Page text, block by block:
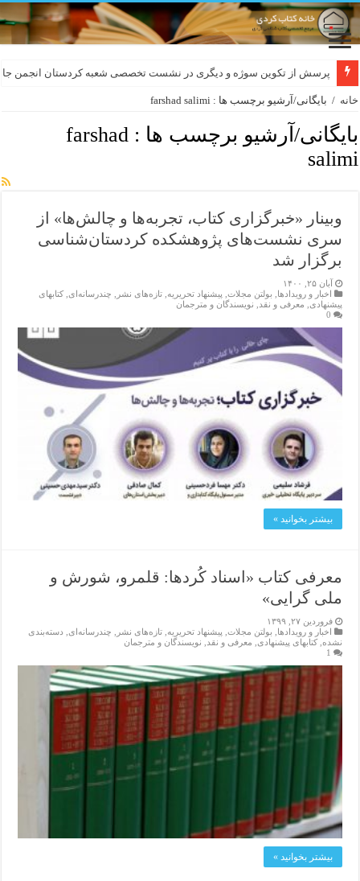
پرسش از تکوین سوژه و دیگری در نشست تخصصی شعبه کردستان انجمن
خانه / بایگانی/آرشیو برچسب ها : farshad salimi
بایگانی/آرشیو برچسب ها :farshad
salimi
وبینار «خبرگزاری کتاب، تجربه‌ها و چالش‌ها» از
سری نشست‌های پژوهشکده کردستان‌شناسی
برگزار شد
آبان ۲۵, ۱۴۰۰
اخبار و رویدادها
بولتن مجلات پیشنهاد تحریریه ,تازەهای نشر چندرسانه‌ای ,کتابهای
پیشنهادی
معرفی و نقد
نویسندگان و مترجمان
0
بیشتر بخوانید »
معرفی کتاب «اسناد كُردها: قلمرو، شورش و
ملی گرایی»
فروردین ۲۷, ۱۳۹۹
اخبار و رویدادها
بولتن مجلات پیشنهاد تحریریه ,تازەهای نشر چندرسانه‌ای
دسته‌بندی
نشده ,کتابهای پیشنهادی معرفی و نقد
نویسندگان و مترجمان
1
بیشتر بخوانید »